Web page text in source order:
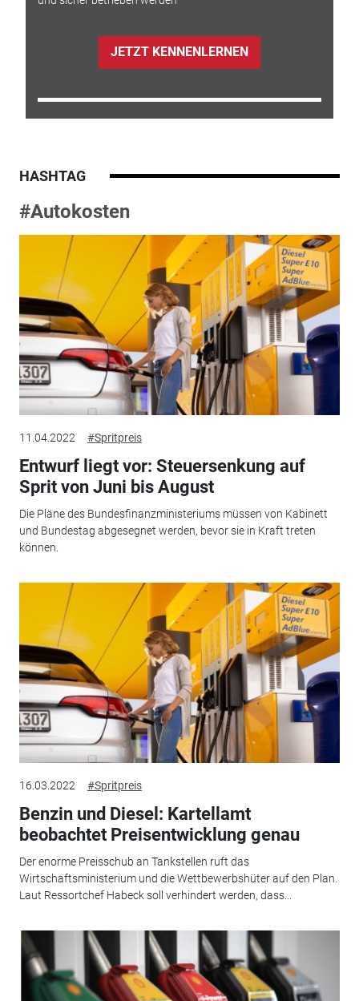
JETZT KENNENLERNEN
HASHTAG
#Autokosten
11.04.2022 #Spritpreis
Entwurf liegt vor: Steuersenkung auf
Sprit von Juni bis August
Die Pläne des Bundesfinanzministeriums müssen von Kabinett
und Bundestag abgesegnet werden, bevor sie in Kraft treten
können.
16.03.2022 #Spritpreis
Benzin und Diesel: Kartellamt
beobachtet Preisentwicklung genau
Der enorme Preisschub an Tankstellen ruft das
Wirtschaftsministerium und die Wettbewerbshüter auf den Plan.
Laut Ressortchef Habeck soll verhindert werden, dass...